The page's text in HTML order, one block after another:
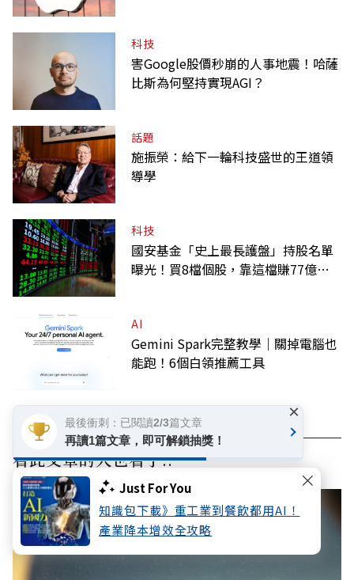
Just For You
知識包下載》重工業到餐飲都用AI！
產業降本增效全攻略
科技
害Google股價秒崩的人事地震！哈薩
比斯為何堅持實現AGI？
話題
施振榮：給下一輪科技盛世的王道領
導學
科技
國安基金「史上最長護盤」持股名單
曝光！買8檔個股，靠這檔賺77億最
AI
Gemini Spark完整教學｜關掉電腦也
能跑！6個白領推薦工具
看此文章的人也看了..
最後衝刺：已閱讀2/3篇文章
再讀1篇文章，即可解鎖抽獎！
×